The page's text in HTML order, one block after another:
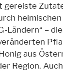
gereiste
Ländern“ –
aus
Region.